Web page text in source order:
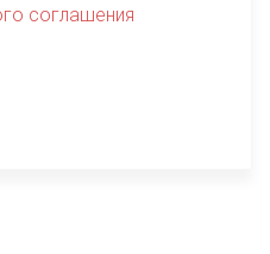
соглашения